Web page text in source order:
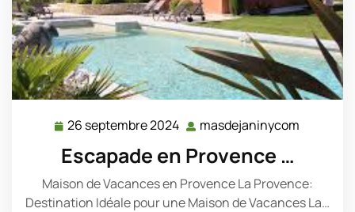
26 septembre 2024 26
septembre
2024
masdejaninycom
Escapade en Provence …
Maison de Vacances en Provence La Provence:
Destination Idéale pour une Maison de Vacances La…